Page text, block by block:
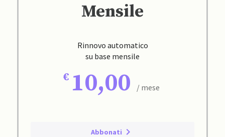
Mensile
Rinnovo automatico
su base mensile
10,00 / mese
Abbonati